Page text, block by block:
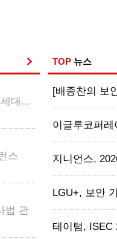
대...
스
법 관
TOP 뉴스
[배종찬의 보
이글루코퍼
지니언스,
LGU+, 보안
테이텀, ISEC